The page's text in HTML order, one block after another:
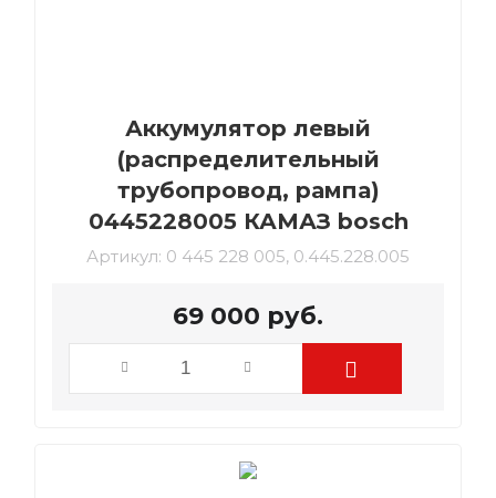
Аккумулятор левый
(распределительный
трубопровод, рампа)
0445228005 КАМАЗ bosch
Артикул: 0 445 228 005, 0.445.228.005
69 000 руб.